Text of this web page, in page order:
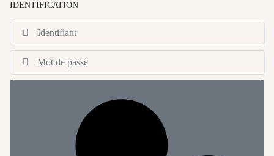
IDENTIFICATION